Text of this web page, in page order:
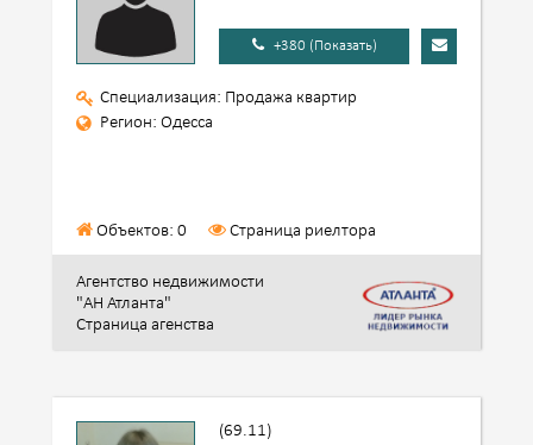
+380 (Показать)
Специализация: Продажа квартир
Регион: Одесса
Объектов: 0 Страница риелтора
Агентство недвижимости
"АН Атланта"
Страница агенства
(69.11)